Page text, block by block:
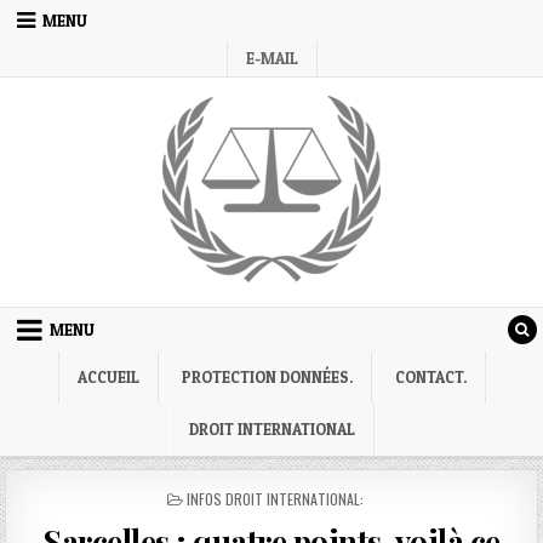
Skip
MENU
E-MAIL
MENU
ACCUEIL PROTECTION DONNÉES. CONTACT.
DROIT INTERNATIONAL
POSTED
INFOS DROIT INTERNATIONAL: